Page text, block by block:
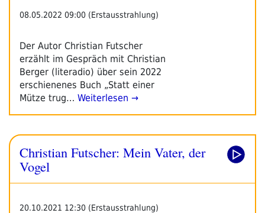
08.05.2022 09:00 (Erstausstrahlung)
Der Autor Christian Futscher
erzählt im Gespräch mit Christian
Berger (literadio) über sein 2022
erschienenes Buch „Statt einer
Mütze trug… Weiterlesen →
Christian Futscher: Mein Vater, der
Vogel
20.10.2021 12:30 (Erstausstrahlung)